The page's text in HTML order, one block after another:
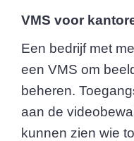
VMS voor
Een bedrijf met
een VMS om
beheren.
aan de
kunnen zien wie